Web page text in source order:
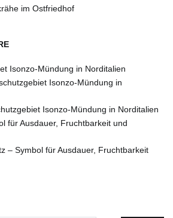
im Ostfriedhof
Isonzo-Mündung in Norditalien
Isonzo-Mündung in
Isonzo-Mündung in Norditalien
für Ausdauer, Fruchtbarkeit und
– Symbol für Ausdauer, Fruchtbarkeit